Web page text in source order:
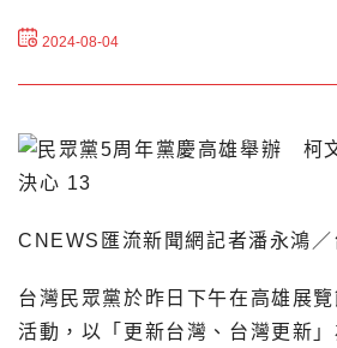
2024-08-04
CNEWS匯流新聞網記者潘永鴻／
台灣民眾黨於昨日下午在高雄展
活動，以「更新台灣、台灣更新